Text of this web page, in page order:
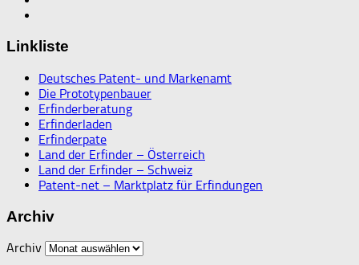
Linkliste
Deutsches Patent- und Markenamt
Die Prototypenbauer
Erfinderberatung
Erfinderladen
Erfinderpate
Land der Erfinder – Österreich
Land der Erfinder – Schweiz
Patent-net – Marktplatz für Erfindungen
Archiv
Archiv